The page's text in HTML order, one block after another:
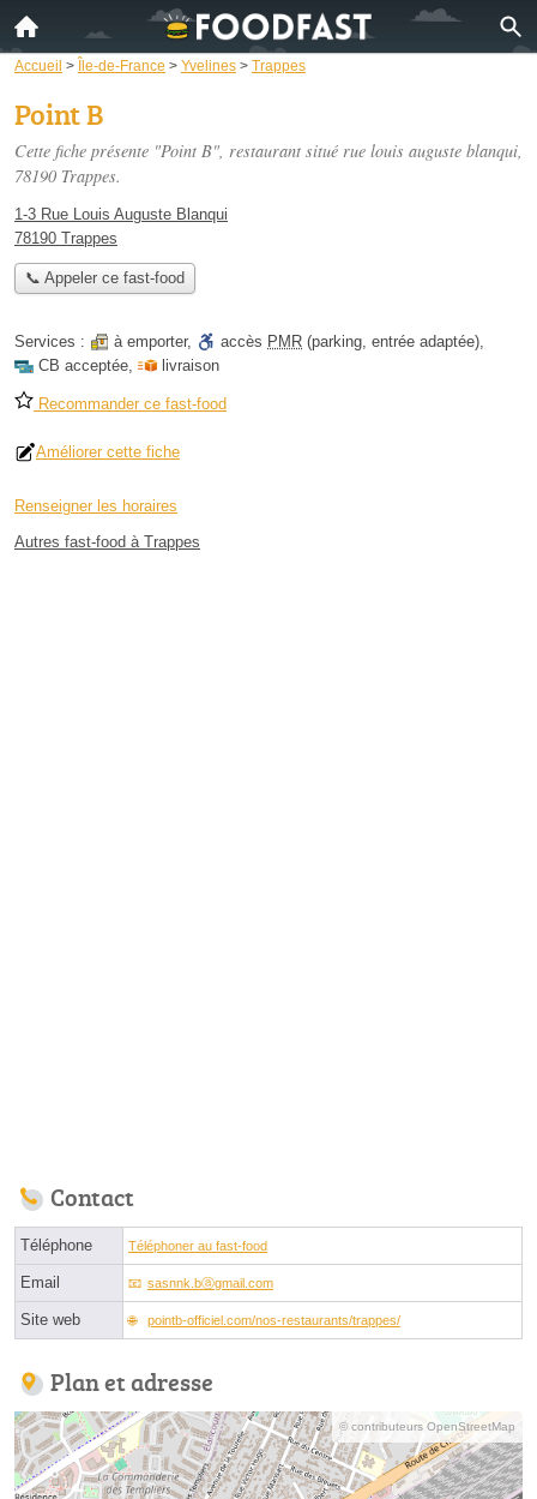
Accueil > Île-de-France > Yvelines > Trappes
Point B
Cette fiche présente "Point B", restaurant situé rue louis auguste blanqui,
78190 Trappes.
1-3 Rue Louis Auguste Blanqui
78190 Trappes
📞 Appeler ce fast-food
Services : à emporter, accès PMR (parking, entrée adaptée),
CB acceptée, livraison
Recommander ce fast-food
Améliorer cette fiche
Renseigner les horaires
Autres fast-food à Trappes
Contact
Téléphone Téléphoner au fast-food
Email sasnnk.bⓐgmail.com
Site web pointb-officiel.com/nos-restaurants/trappes/
Plan et adresse
© contributeurs OpenStreetMap